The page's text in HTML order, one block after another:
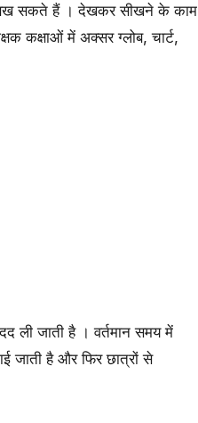
सकते हैं । देखकर सीखने के काम
कक्षाओं में अक्सर ग्लोब, चार्ट,
जाती है । वर्तमान समय में
जाती है और फिर छात्रों से